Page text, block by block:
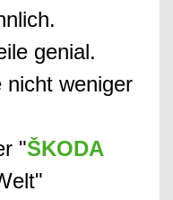
genial.
nicht weniger
"ŠKODA